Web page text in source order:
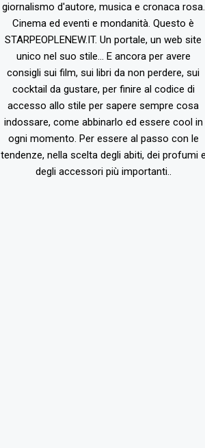
giornalismo d'autore, musica e cronaca rosa.
Cinema ed eventi e mondanità. Questo è
STARPEOPLENEW.IT. Un portale, un web site
unico nel suo stile... E ancora per avere
consigli sui film, sui libri da non perdere, sui
cocktail da gustare, per finire al codice di
accesso allo stile per sapere sempre cosa
indossare, come abbinarlo ed essere cool in
ogni momento. Per essere al passo con le
tendenze, nella scelta degli abiti, dei profumi e
degli accessori più importanti..